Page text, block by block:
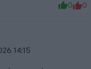
0 0
14:15